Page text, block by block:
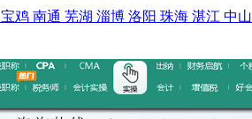
宝鸡 南通 芜湖 淄博 洛阳 珠海 湛江 中山